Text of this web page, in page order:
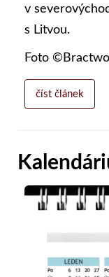
v
s Litvou.
Foto
číst článek